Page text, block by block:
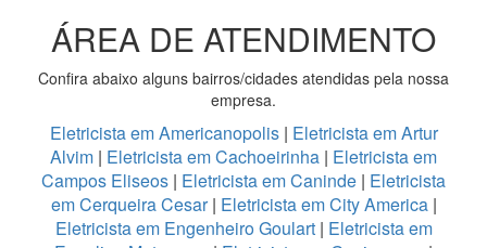
ÁREA DE ATENDIMENTO
Confira abaixo alguns bairros/cidades atendidas pela nossa
empresa.
Eletricista em Americanopolis | Eletricista em Artur
Alvim | Eletricista em Cachoeirinha | Eletricista em
Campos Eliseos | Eletricista em Caninde | Eletricista
em Cerqueira Cesar| Eletricista em City America |
Eletricista em Engenheiro Goulart | Eletricista em